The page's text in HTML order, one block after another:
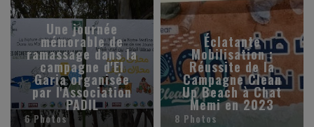
Une journée
mémorable de
ramassage dans la
campagne d'El
Garia organisée
par l'Association
PADIL
6 Photos
Éclatante
Mobilisation :
Réussite de la
Campagne Clean
Up Beach à Chat
Memi en 2023
8 Photos